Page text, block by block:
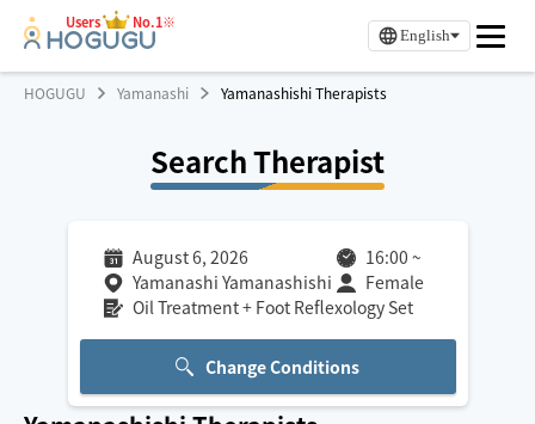
Users No.1※
English
HOGUGU Yamanashi Yamanashishi Therapists
Search Therapist
August 6, 2026 16:00 ~
Yamanashi Yamanashishi
Female
Oil Treatment + Foot Reflexology Set
Change Conditions